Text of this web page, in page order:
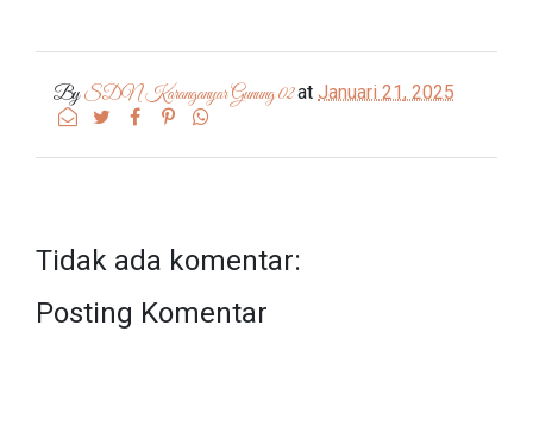
BySDN Karanganyar Gunung 02at Januari 21, 2025
Tidak ada komentar:
Posting Komentar